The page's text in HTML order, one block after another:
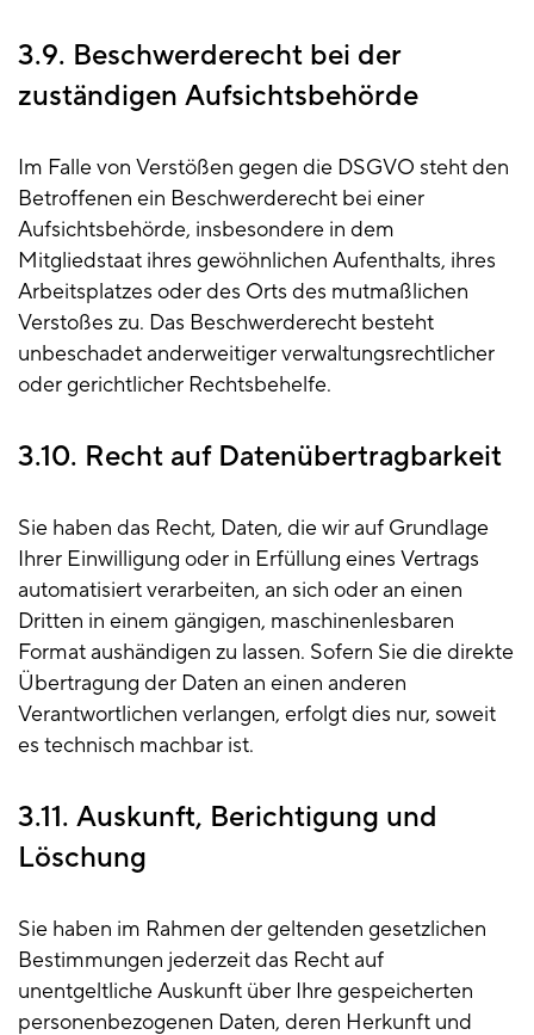
3.9. Beschwerderecht bei der
zuständigen Aufsichtsbehörde
Im Falle von Verstößen gegen die DSGVO steht den
Betroffenen ein Beschwerderecht bei einer
Aufsichtsbehörde, insbesondere in dem
Mitgliedstaat ihres gewöhnlichen Aufenthalts, ihres
Arbeitsplatzes oder des Orts des mutmaßlichen
Verstoßes zu. Das Beschwerderecht besteht
unbeschadet anderweitiger verwaltungsrechtlicher
oder gerichtlicher Rechtsbehelfe.
3.10. Recht auf Datenübertragbarkeit
Sie haben das Recht, Daten, die wir auf Grundlage
Ihrer Einwilligung oder in Erfüllung eines Vertrags
automatisiert verarbeiten, an sich oder an einen
Dritten in einem gängigen, maschinenlesbaren
Format aushändigen zu lassen. Sofern Sie die direkte
Übertragung der Daten an einen anderen
Verantwortlichen verlangen, erfolgt dies nur, soweit
es technisch machbar ist.
3.11. Auskunft, Berichtigung und
Löschung
Sie haben im Rahmen der geltenden gesetzlichen
Bestimmungen jederzeit das Recht auf
unentgeltliche Auskunft über Ihre gespeicherten
personenbezogenen Daten, deren Herkunft und